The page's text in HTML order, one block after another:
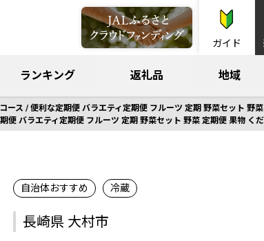
ガイド
ランキング 返礼品 地域
ース / 便利な定期便 バラエティ定期便 フルーツ 定期 野菜セット
便 バラエティ定期便 フルーツ 定期 野菜セット 野菜 定期便 果物
自治体おすすめ 冷蔵
長崎県 大村市